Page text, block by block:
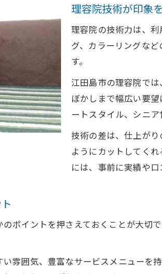
理容院技術が印象
理容院の技術力は、
グ、カラーリングな
す。
江田島市の理容院で
ぼかしまで幅広い要
ートスタイル、シニ
技術の差は、仕上が
ようにカットしてく
には、事前に実績や
ポイントを押さえておくことが大切
雰囲気、豊富なサービスメニューを